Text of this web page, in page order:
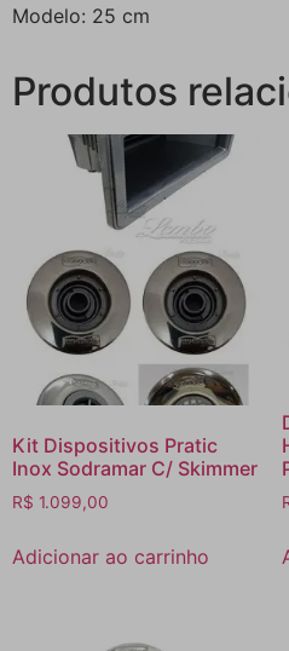
Modelo: 25 cm
Produtos
Kit Dispositivos Pratic
Inox Sodramar C/ Skimmer
R$ 1.099,00
Adicionar ao carrinho